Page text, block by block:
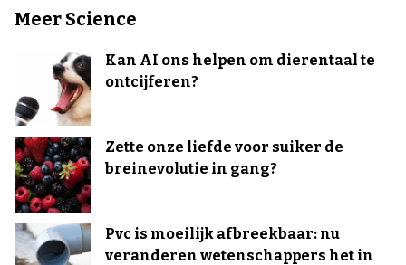
Meer Science
Kan AI ons helpen om dierentaal te
ontcijferen?
Zette onze liefde voor suiker de
breinevolutie in gang?
Pvc is moeilijk afbreekbaar: nu
veranderen wetenschappers het in